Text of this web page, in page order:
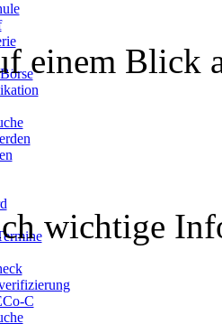
C
einem Blick
wichtige